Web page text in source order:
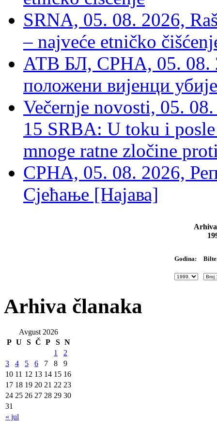
SRNA, 05. 08. 2026,
– najveće etničko
АТВ БЛ, СРНА, 05. 08.
положени вијенци
Večernje novosti, 05.
15 SRBA: U toku i
mnoge ratne zločine
СРНА, 05. 08. 2026,
Сјећање [Најава]
Godina:
Arhiva članaka
Avgust 2026
P U S Č P S N
« jul
1
2
3
4 5 6 7 8
9
10 11 12 13 14 15 16
17 18 19 20 21 22 23
24 25 26 27 28 29 30
31